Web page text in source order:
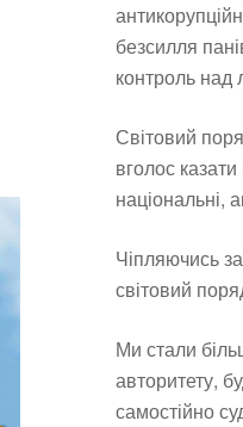
безсилля
контроль над
Світовий
вголос
національні,
Чіпляючись
світовий
Ми стали
авторитету,
самостійно